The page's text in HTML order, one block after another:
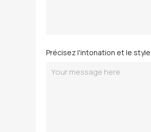
Précisez l'intonation et le